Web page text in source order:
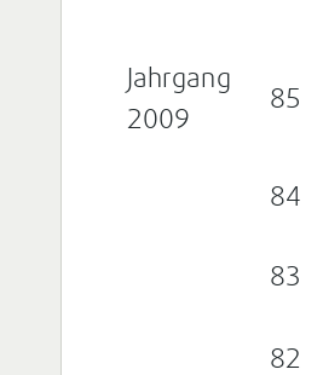
Jahrgang
2009
85
84
83
82